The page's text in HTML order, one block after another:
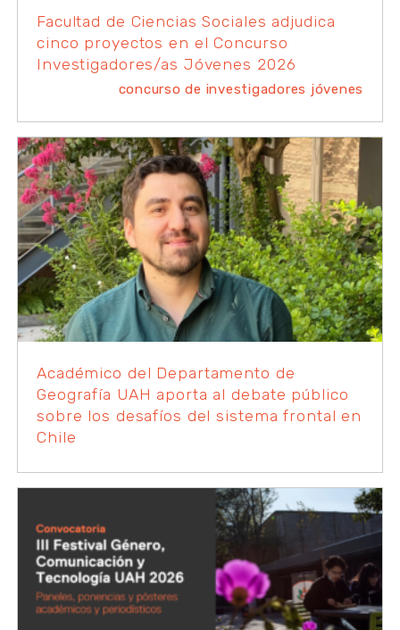
Facultad de Ciencias Sociales adjudica
cinco proyectos en el Concurso
Investigadores/as Jóvenes 2026
concurso de investigadores jóvenes
Académico del Departamento de
Geografía UAH aporta al debate público
sobre los desafíos del sistema frontal en
Chile